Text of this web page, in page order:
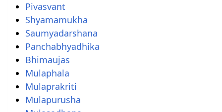
Pivasvant
Shyamamukha
Saumyadarshana
Panchabhyadhika
Bhimaujas
Mulaphala
Mulaprakriti
Mulapurusha